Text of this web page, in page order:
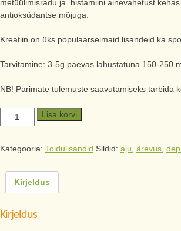
metüülimisradu ja histamiini ainevahetust
antioksüdantse mõjuga.
Kreatiin on üks populaarseimaid lisandeid ka
Tarvitamine: 3-5g päevas lahustatuna 150-250
NB! Parimate tulemuste saavutamiseks tarbida
Lisa korvi
Kategooria: Toidulisandid Sildid: aju ärevus
Kirjeldus
Kirjeldus